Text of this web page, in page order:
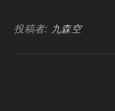
投稿者: 九森空